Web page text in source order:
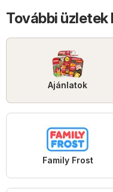
További
Ajánlatok
Family Frost